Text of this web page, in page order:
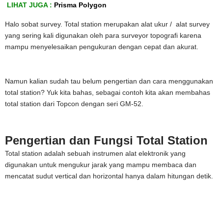
LIHAT JUGA : Prisma Polygon
Halo sobat survey. Total station merupakan alat ukur / alat survey
yang sering kali digunakan oleh para surveyor topografi karena
mampu menyelesaikan pengukuran dengan cepat dan akurat.
Namun kalian sudah tau belum pengertian dan cara menggunakan
total station? Yuk kita bahas, sebagai contoh kita akan membahas
total station dari Topcon dengan seri GM-52.
Pengertian dan Fungsi Total Station
Total station adalah sebuah instrumen alat elektronik yang
digunakan untuk mengukur jarak yang mampu membaca dan
mencatat sudut vertical dan horizontal hanya dalam hitungan detik.